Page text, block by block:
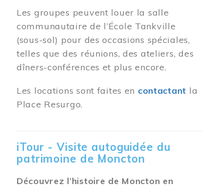
Les groupes peuvent louer la salle
communautaire de l’École Tankville
(sous-sol) pour des occasions spéciales,
telles que des réunions, des ateliers, des
dîners-conférences et plus encore.
Les locations sont faites en contactant la
Place Resurgo.
iTour - Visite autoguidée du
patrimoine de Moncton
Découvrez l’histoire de Moncton en